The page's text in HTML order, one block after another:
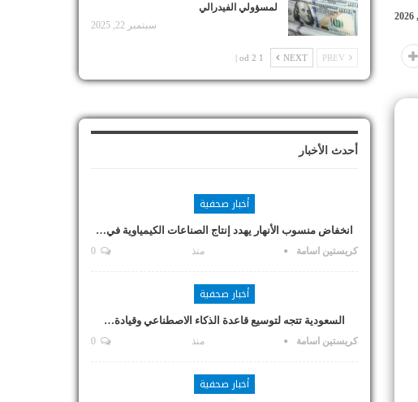
لمسؤولي الفيدرالي
سبتمبر 22, 2025
NEXT
1 od 2 |
أحدث الأخبار
أخبار صحفية
انخفاض منسوب الأنهار يهدد إنتاج الصناعات الكيمياوية في…
كريستين اسامة منذ
أخبار صحفية
السعودية تتجه لتوسيع قاعدة الذكاء الاصطناعي وقيادة…
كريستين اسامة منذ
أخبار صحفية